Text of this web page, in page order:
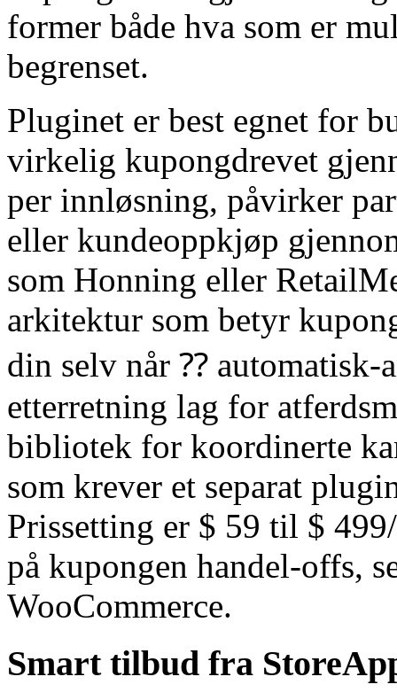
former både hva som er
begrenset.
Pluginet er best egnet for
virkelig kupongdrevet
per innløsning, påvirker
eller kundeoppkjøp
som Honning eller
arkitektur som betyr
din selv når ⁇ automatisk-
etterretning lag for
bibliotek for koordinerte
som krever et separat
Prissetting er $ 59 til $
på kupongen handel-offs,
WooCommerce.
Smart tilbud fra